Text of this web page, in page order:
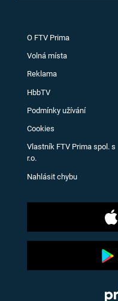
O FTV Prima
Volná místa
Reklama
HbbTV
Podmínky užívání
Cookies
Vlastník FTV Prima spol. s
r.o.
Nahlásit chybu